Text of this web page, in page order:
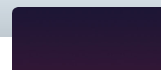
Top Zertifizierte